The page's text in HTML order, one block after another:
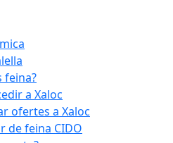
feina?
a Xaloc
ofertes a Xaloc
de feina CIDO